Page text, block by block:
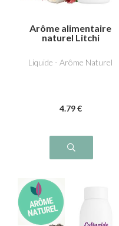
Arôme alimentaire
naturel Litchi
Liquide - Arôme Naturel
4.79 €